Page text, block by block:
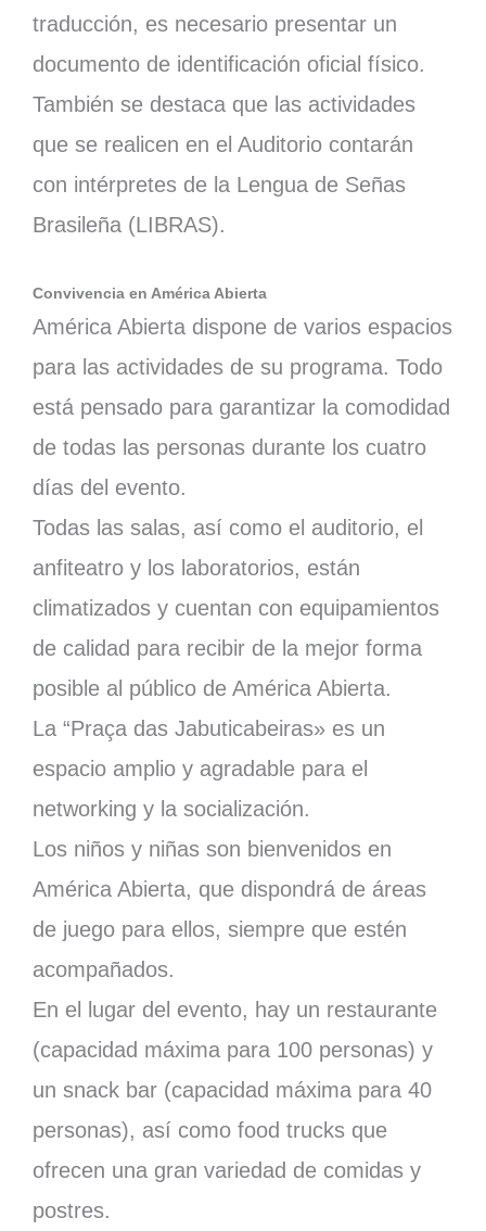
traducción, es necesario presentar un
documento de identificación oficial físico.
También se destaca que las actividades
que se realicen en el Auditorio contarán
con intérpretes de la Lengua de Señas
Brasileña (LIBRAS).
Convivencia en América Abierta
América Abierta dispone de varios espacios
para las actividades de su programa. Todo
está pensado para garantizar la comodidad
de todas las personas durante los cuatro
días del evento.
Todas las salas, así como el auditorio, el
anfiteatro y los laboratorios, están
climatizados y cuentan con equipamientos
de calidad para recibir de la mejor forma
posible al público de América Abierta.
La “Praça das Jabuticabeiras» es un
espacio amplio y agradable para el
networking y la socialización.
Los niños y niñas son bienvenidos en
América Abierta, que dispondrá de áreas
de juego para ellos, siempre que estén
acompañados.
En el lugar del evento, hay un restaurante
(capacidad máxima para 100 personas) y
un snack bar (capacidad máxima para 40
personas), así como food trucks que
ofrecen una gran variedad de comidas y
postres.